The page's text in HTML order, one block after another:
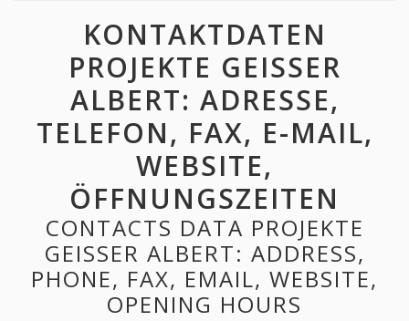
KONTAKTDATEN
PROJEKTE GEISSER
ALBERT: ADRESSE,
TELEFON, FAX, E-MAIL,
WEBSITE,
ÖFFNUNGSZEITEN
CONTACTS DATA PROJEKTE
GEISSER ALBERT: ADDRESS,
PHONE, FAX, EMAIL, WEBSITE,
OPENING HOURS